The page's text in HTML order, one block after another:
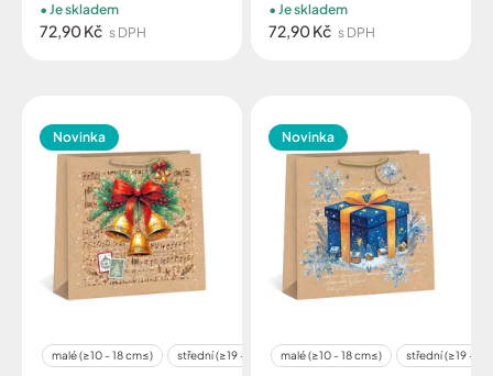
72,90 Kč s DPH
Je skladem
72,90 Kč s DPH
Je skladem
Novinka
malé (≥10 - 18 cm≤) střední (≥19 - 32 cm≤) velké (≥29 - 48 cm≤)
Novinka
malé (≥10 - 18 cm≤) střední (≥19 - 32